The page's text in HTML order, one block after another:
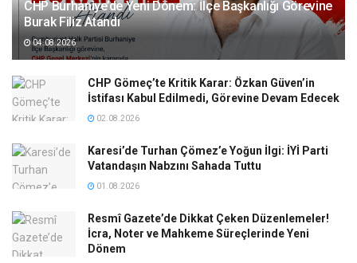
CHP Burhaniye’de Yeni Dönem: İlçe Başkanlığı Görevine
Burak Filiz Atandı
04.08.2026
CHP Gömeç’te Kritik Karar: Özkan Güven’in
İstifası Kabul Edilmedi, Görevine Devam Edecek
02.08.2026
Karesi’de Turhan Çömez’e Yoğun İlgi: İYİ Parti
Vatandaşın Nabzını Sahada Tuttu
01.08.2026
Resmî Gazete’de Dikkat Çeken Düzenlemeler!
İcra, Noter ve Mahkeme Süreçlerinde Yeni
Dönem